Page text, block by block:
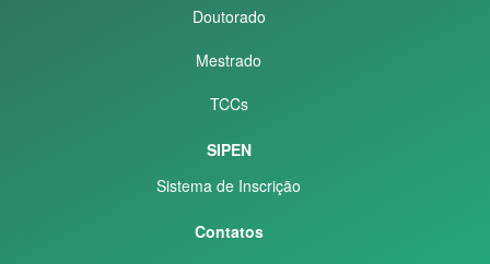
Doutorado
Mestrado
TCCs
SIPEN
Sistema de Inscrição
Contatos